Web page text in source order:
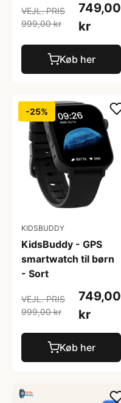
VEJL. PRIS
999,00 kr
749,00
kr
Køb her
-25%
KIDSBUDDY
KidsBuddy - GPS
smartwatch til børn
- Sort
VEJL. PRIS
999,00 kr
749,00
kr
Køb her